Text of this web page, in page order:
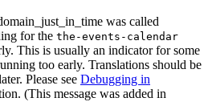
was called
for the the-events-calendar
This is usually an indicator for some
too early. Translations should be
Please see Debugging in
(This message was added in